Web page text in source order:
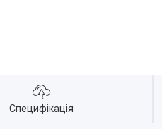
Специфікація